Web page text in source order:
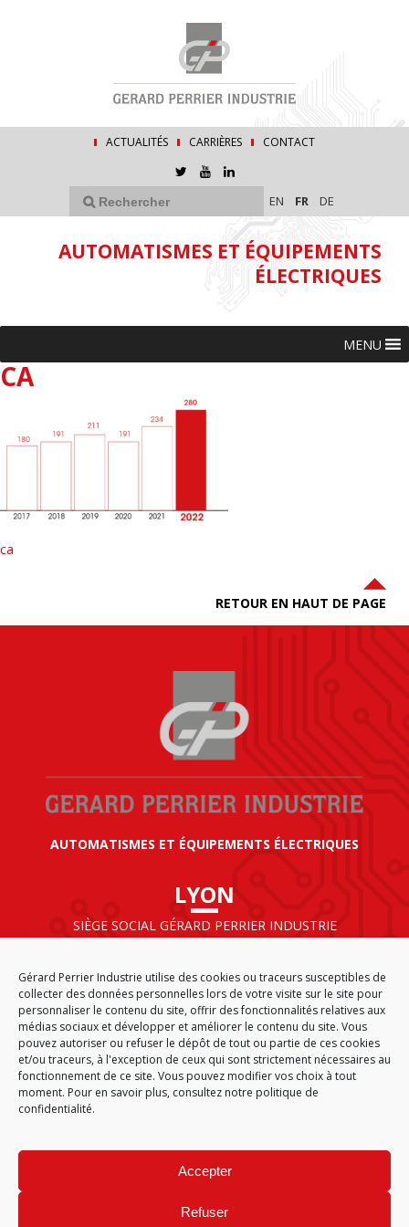
Gérard Perrier Industrie utilise des cookies ou traceurs susceptibles de
collecter des données personnelles lors de votre visite sur le site pour
personnaliser le contenu du site, offrir des fonctionnalités relatives aux
médias sociaux et développer et améliorer le contenu du site. Vous
pouvez autoriser ou refuser le dépôt de tout ou partie de ces cookies
et/ou traceurs, à l'exception de ceux qui sont strictement nécessaires au
fonctionnement de ce site. Vous pouvez modifier vos choix à tout
moment. Pour en savoir plus, consultez notre politique de
confidentialité.
Accepter
Refuser
ACTUALITÉS CARRIÈRES CONTACT
EN FR DE
AUTOMATISMES ET ÉQUIPEMENTS
ÉLECTRIQUES
MENU
CA
ca
RETOUR EN HAUT DE PAGE
AUTOMATISMES ET ÉQUIPEMENTS ÉLECTRIQUES
LYON
SIÈGE SOCIAL GÉRARD PERRIER INDUSTRIE
69125 LYON AÉROPORT SAINT EXUPÉRY
FRANCE
ACCUEIL CGA PLAN DU SITE
MENTIONS LÉGALES
DONNÉES PERSONNELLES
GÉRARD PERRIER INDUSTRIE – TOUS DROITS RÉSERVÉS